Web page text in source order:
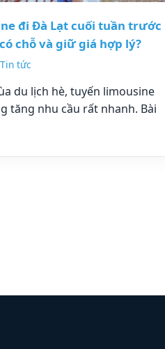
đi Đà Lạt cuối tuần trước
chỗ và giữ giá hợp lý?
Tin tức
du lịch hè, tuyến limousine
tăng nhu cầu rất nhanh. Bài